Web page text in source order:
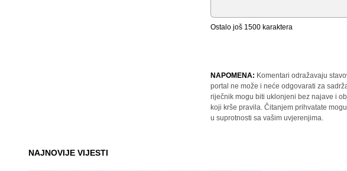
Ostalo još 1500 karaktera
NAPOMENA: Komentari odražavaju
portal ne može i neće odgovarati za
riječnik mogu biti uklonjeni bez najave i
koji krše pravila. Čitanjem prihvatate
u suprotnosti sa vašim uvjerenjima.
NAJNOVIJE VIJESTI